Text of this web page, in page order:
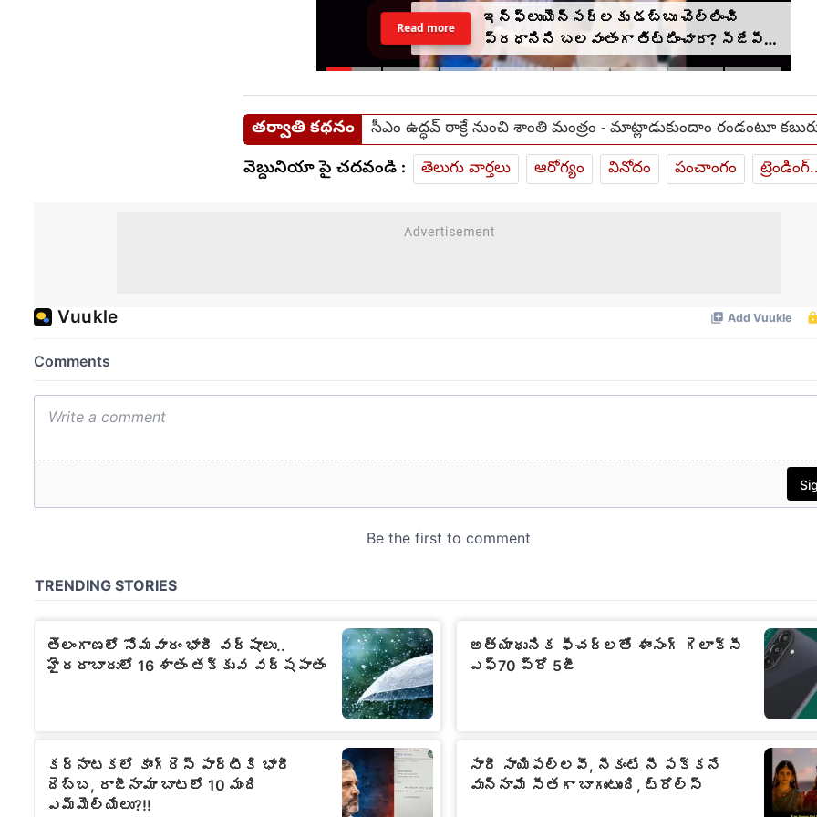
ఇన్‌ఫ్లుయెన్సర్‌లకు డబ్బు చెల్లించి
ప్రధానిని బలవంతంగా తిట్టించారా? సీజేపీ
మెడకు ఉచ్చు బిగుస్తుందా?
Read more
తర్వాతి కథనం సీఎం ఉద్ధవ్ ఠాక్రే నుంచి శాంతి మంత్రం - మాట్లాడుకుందాం రండంటూ
వెబ్దునియా పై చదవండి : తెలుగు వార్తలు ఆరోగ్యం వినోదం పంచాంగం